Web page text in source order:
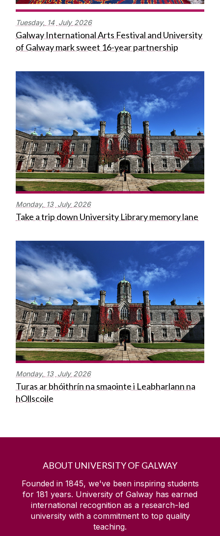
Tuesday, 14 July 2026
Galway International Arts Festival and University
of Galway mark sweet 16-year partnership
Monday, 13 July 2026
Take a trip down University Library memory lane
Monday, 13 July 2026
Turas ar bhóithrín na smaointe i Leabharlann na
hOllscoile
ABOUT UNIVERSITY OF GALWAY
Founded in 1845, we've been inspiring students
for 181 years. University of Galway has earned
international recognition as a research-led
university with a commitment to top quality
teaching.